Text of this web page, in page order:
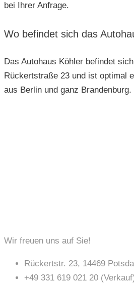
bei Ihrer Anfrage.
Wo befindet sich das
Das Autohaus Köhler befindet
Rückertstraße 23 und ist optimal
aus Berlin und ganz Brandenburg.
Wir freuen uns auf Sie!
Rückertstr. 23, 14469
+49 331 619 021 20